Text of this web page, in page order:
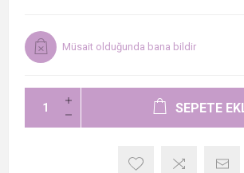
Müsait olduğunda bana bildir
SEPETE